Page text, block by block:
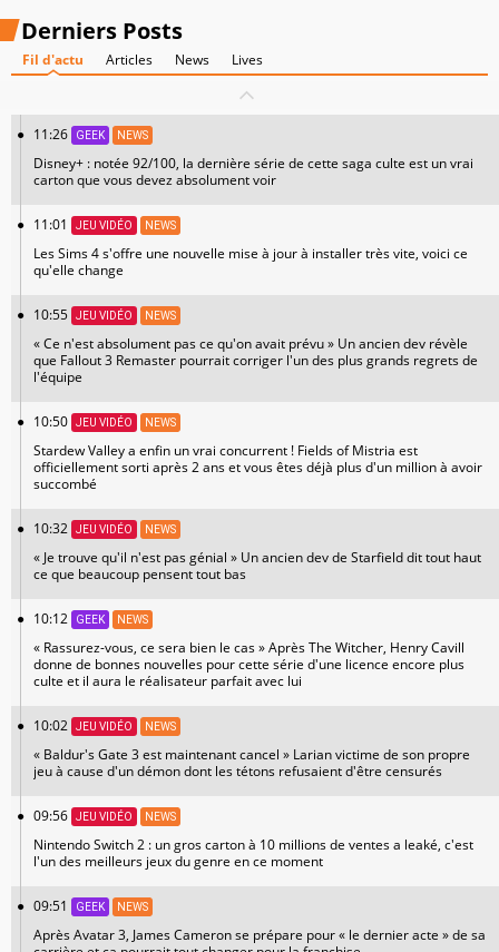
Derniers Posts
Fil d'actu Articles News Lives
11:26 GEEK NEWS
Disney+ : notée 92/100, la dernière série de cette saga culte est un vrai
carton que vous devez absolument voir
11:01 JEU VIDÉO NEWS
Les Sims 4 s'offre une nouvelle mise à jour à installer très vite, voici ce
qu'elle change
10:55 JEU VIDÉO NEWS
« Ce n'est absolument pas ce qu'on avait prévu » Un ancien dev révèle
que Fallout 3 Remaster pourrait corriger l'un des plus grands regrets de
l'équipe
10:50 JEU VIDÉO NEWS
Stardew Valley a enfin un vrai concurrent ! Fields of Mistria est
officiellement sorti après 2 ans et vous êtes déjà plus d'un million à avoir
succombé
10:32 JEU VIDÉO NEWS
« Je trouve qu'il n'est pas génial » Un ancien dev de Starfield dit tout haut
ce que beaucoup pensent tout bas
10:12 GEEK NEWS
« Rassurez-vous, ce sera bien le cas » Après The Witcher, Henry Cavill
donne de bonnes nouvelles pour cette série d'une licence encore plus
culte et il aura le réalisateur parfait avec lui
10:02 JEU VIDÉO NEWS
« Baldur's Gate 3 est maintenant cancel » Larian victime de son propre
jeu à cause d'un démon dont les tétons refusaient d'être censurés
09:56 JEU VIDÉO NEWS
Nintendo Switch 2 : un gros carton à 10 millions de ventes a leaké, c'est
l'un des meilleurs jeux du genre en ce moment
09:51 GEEK NEWS
Après Avatar 3, James Cameron se prépare pour « le dernier acte » de sa